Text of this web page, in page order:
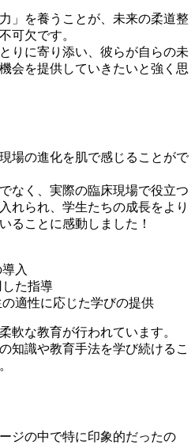
」を養うことが、未来の柔道整
可欠です。
りに寄り添い、彼らが自らの未
会を提供していきたいと強く思
場の進化を肌で感じることがで
なく、実際の臨床現場で役立つ
れられ、学生たちの成長をより
ることに感動しました！
入
た指導
適性に応じた学びの提供
軟な教育が行われています。
知識や教育手法を学び続けるこ
ジの中で特に印象的だったの